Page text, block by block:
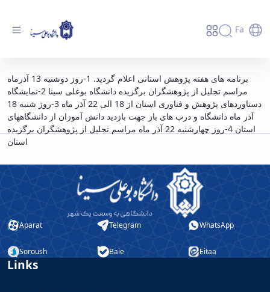
Fa
آغاز هفته پژوهش استانی با شعار پژوهش
تقاضامحور و تجاری سازی فناوری، زیربنای تولید
و اشتغال - دانشگاه بوعلی سینا همدان
برنامه های هفته پژوهش استانی اعلام گردید. 1-روز دوشنبه 13 آذرماه
مراسم تجلیل از پژوهشگران برگزیده دانشگاه بوعلی سینا 2-نمایشگاه
دستاوردهای پژوهش و فناوری استان از 18 الی 22 آذر ماه 3-روز شنبه 18
آذر ماه دانشگاه و درب های باز جهت بازدید دانش آموزان از دانشگاههای
استان 4-روز چهارشنبه 22 آذر ماه مراسم تجلیل از پژوهشگران برگزیده
استان
Aparat Telegram WhatsApp
Soroush Bale Eitaa
Links